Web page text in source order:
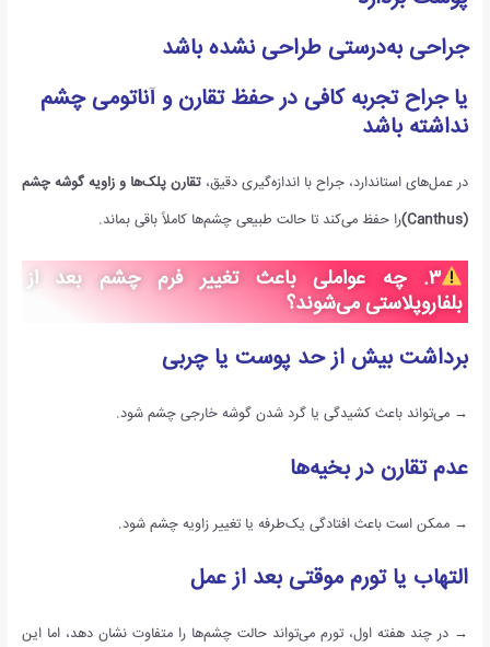
جراحی به‌درستی طراحی نشده باشد
یا جراح تجربه کافی در حفظ تقارن و آناتومی چشم
نداشته باشد
در عمل‌های استاندارد، جراح با اندازه‌گیری دقیق، تقارن پلک‌ها و زاویه گوشه چشم
را حفظ می‌کند تا حالت طبیعی چشم‌ها کاملاً باقی بماند.
۳. چه عواملی باعث تغییر فرم چشم بعد از
بلفاروپلاستی می‌شوند؟
برداشت بیش از حد پوست یا چربی
→ می‌تواند باعث کشیدگی یا گرد شدن گوشه خارجی چشم شود.
عدم تقارن در بخیه‌ها
→ ممکن است باعث افتادگی یک‌طرفه یا تغییر زاویه چشم شود.
التهاب یا تورم موقتی بعد از عمل
→ در چند هفته اول، تورم می‌تواند حالت چشم‌ها را متفاوت نشان دهد، اما این